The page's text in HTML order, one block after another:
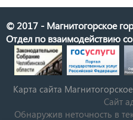
© 2017 - Магнитогорское
Отдел по взаимодействию
Карта сайта
Сайт
Обнаружив неточность в